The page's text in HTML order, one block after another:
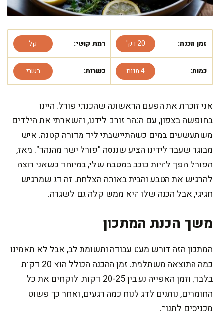
זמן הכנה: 20 דק' רמת קושי: קל
כמות: 4 מנות כשרות: בשרי
אני זוכרת את הפעם הראשונה שהכנתי פורל. היינו
בחופשה בצפון, עם הנהר זורם לידנו, והשארתי את הילדים
משתעשעים במים כשהתיישבתי ליד מדורה קטנה. איש
מבוגר שעבר לידינו הציע שננסה "פורל ישר מהנהר". מאז,
הפורל הפך להיות כוכב במטבח שלי, במיוחד כשאני רוצה
להרגיש את הטבע והבית באותה הצלחת. זה דג שמרגיש
חגיגי, אבל הכנה שלו היא ממש קלה גם לשגרה.
משך הכנת המתכון
המתכון הזה דורש מעט עבודה ותשומת לב, אבל לא תאמינו
כמה התוצאה משתלמת. זמן ההכנה הכולל הוא 20 דקות
בלבד, וזמן האפייה נע בין 20-25 דקות. לוקחים את כל
החומרים, נותנים לדג לנוח כמה רגעים, ואחר כך פשוט
מכניסים לתנור.